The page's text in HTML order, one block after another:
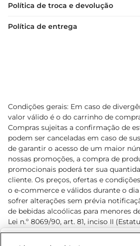
Política de troca e devolução
Política de entrega
Condições gerais: Em caso de
valor válido é o do carrinho de
Compras sujeitas a confirmação de
podem ser canceladas em caso de
de garantir o acesso de um maior
nossas promoções, a compra de
promocionais poderá ter sua
cliente. Os preços, ofertas e
o e-commerce e válidos durante o
sofrer alterações sem prévia
de bebidas alcoólicas para menores
Lei n.º 8069/90, art. 81, inciso II
Adolescente). Preços e condições